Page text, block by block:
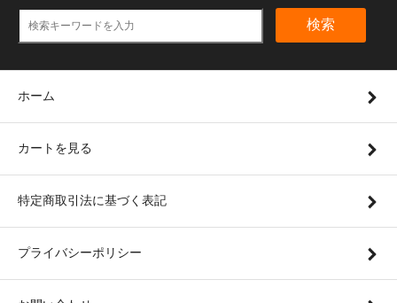
検索
ホーム
カートを見る
特定商取引法に基づく表記
プライバシーポリシー